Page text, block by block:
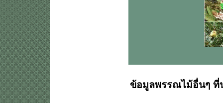
ข้อมูลพรรณไม้อื่นๆ ที่